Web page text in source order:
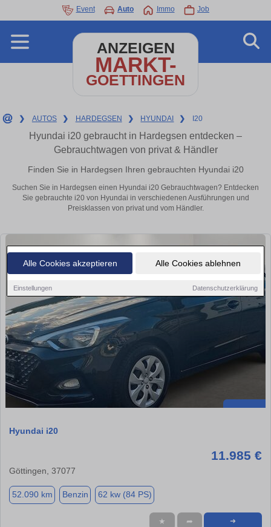
Alle Cookies akzeptieren Alle Cookies ablehnen
Einstellungen Datenschutzerklärung
Event Auto Immo Job
ANZEIGEN
MARKT-
GOETTINGEN
❯ AUTOS ❯ HARDEGSEN ❯ HYUNDAI ❯ I20
Hyundai i20 gebraucht in Hardegsen entdecken –
Gebrauchtwagen von privat & Händler
Finden Sie in Hardegsen Ihren gebrauchten Hyundai i20
Suchen Sie in Hardegsen einen Hyundai i20 Gebrauchtwagen? Entdecken
Sie gebrauchte i20 von Hyundai in verschiedenen Ausführungen und
Preisklassen von privat und vom Händler.
Hyundai i20
11.985 €
Göttingen, 37077
52.090 km Benzin 62 kw (84 PS)
★ ➦ ➜